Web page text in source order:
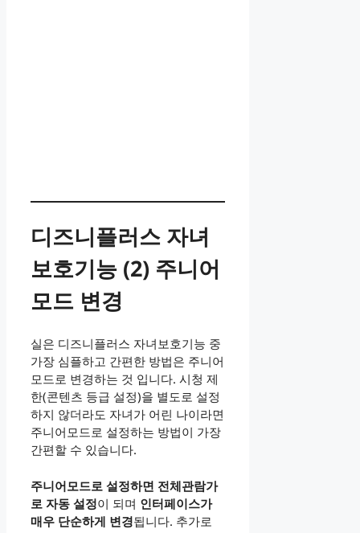
디즈니플러스 자녀
보호기능 (2) 주니어
모드 변경
실은 디즈니플러스 자녀보호기능 중
가장 심플하고 간편한 방법은 주니어
모드로 변경하는 것 입니다. 시청 제
한(콘텐츠 등급 설정)을 별도로 설정
하지 않더라도 자녀가 어린 나이라면
주니어모드로 설정하는 방법이 가장
간편할 수 있습니다.
주니어모드로 설정하면 전체관람가
로 자동 설정이 되며 인터페이스가
매우 단순하게 변경됩니다. 추가로